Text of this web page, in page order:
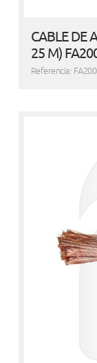
CABLE DE
25 M)
Referencia: